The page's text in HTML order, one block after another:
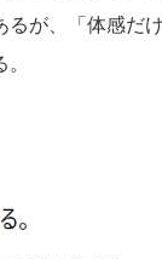
が、「体感だ